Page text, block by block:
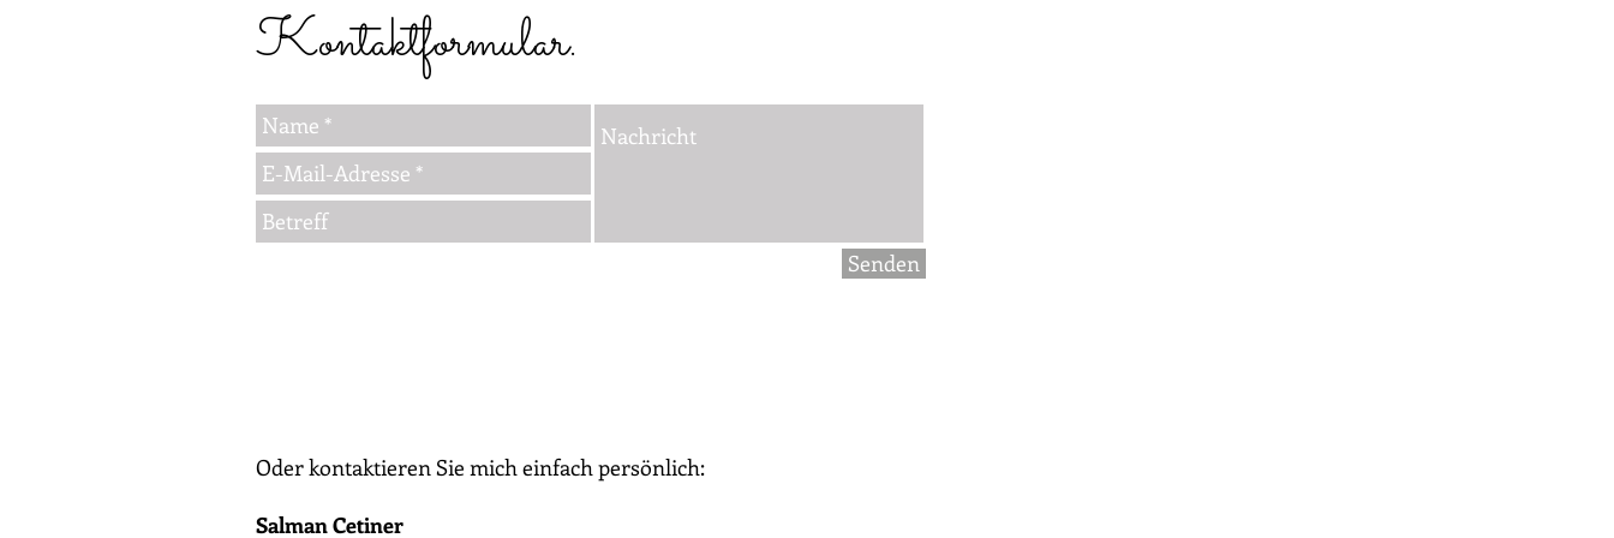
Kontaktformular.
Senden
Oder kontaktieren Sie mich einfach persönlich:
Salman Cetiner